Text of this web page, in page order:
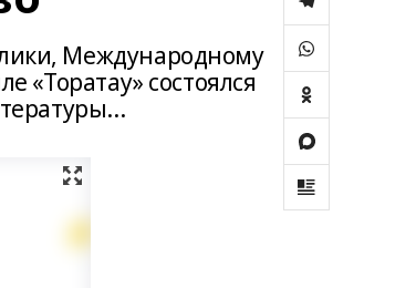
Международному
«Торатау» состоялся